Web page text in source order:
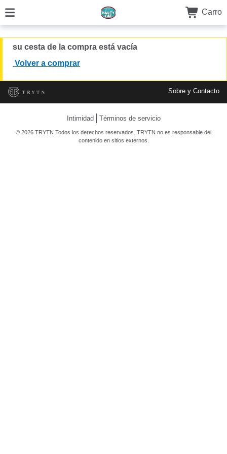
Carro
su cesta de la compra está vacía
Volver a comprar
Sobre y Contacto
Intimidad Términos de servicio
© 2026 TRYTN Todos los derechos reservados. TRYTN no es responsable del
contenido en sitios externos.